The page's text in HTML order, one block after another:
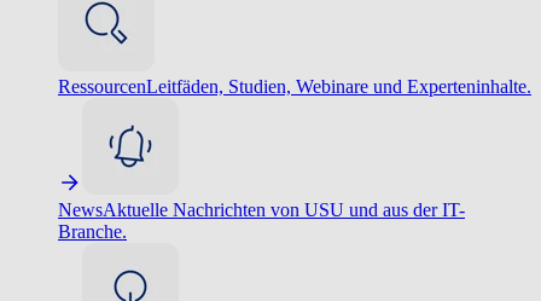
RessourcenLeitfäden, Studien, Webinare und Experteninhalte.
NewsAktuelle Nachrichten von USU und aus der IT-
Branche.